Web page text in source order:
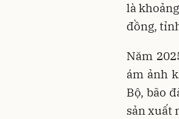
là
đồng,
Năm
ám ảnh
Bộ, bão
sản xuất